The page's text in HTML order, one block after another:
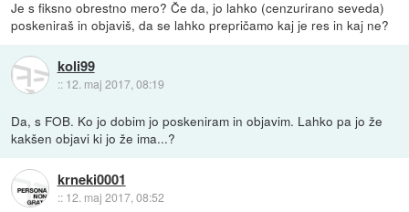
Je s fiksno obrestno mero? Če da, jo lahko (cenzurirano seveda)
poskeniraš in objaviš, da se lahko prepričamo kaj je res in kaj ne?
koli99
:: 12. maj 2017, 08:19
Da, s FOB. Ko jo dobim jo poskeniram in objavim. Lahko pa jo že
kakšen objavi ki jo že ima...?
krneki0001
:: 12. maj 2017, 08:52